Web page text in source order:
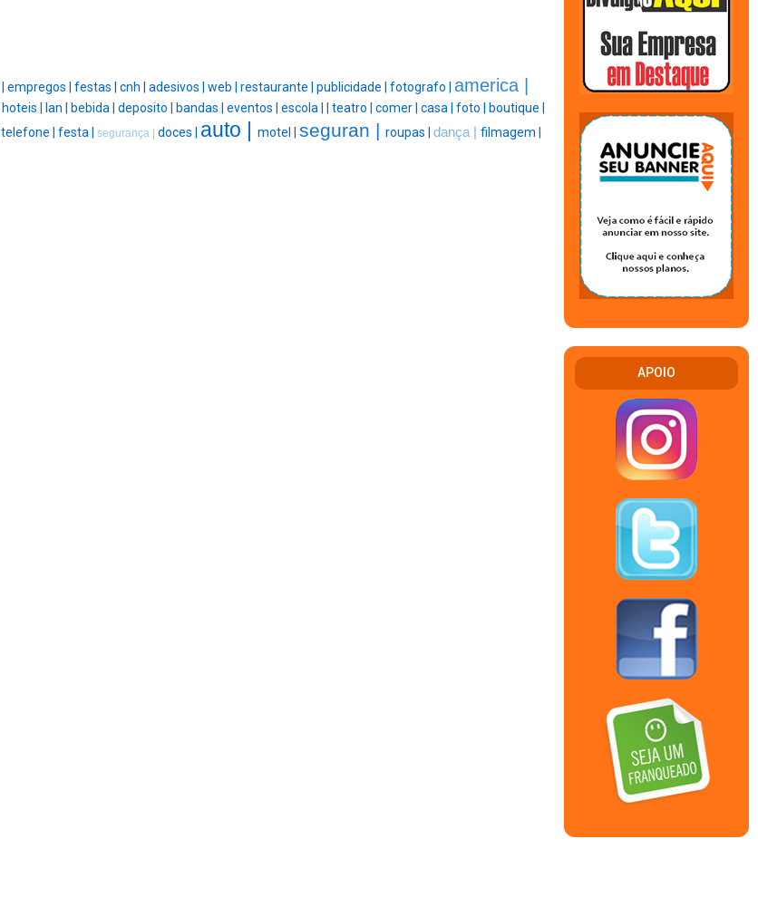
empregos | festas | cnh | adesivos | web | restaurante | publicidade | fotografo | america |
hoteis | lan | bebida | deposito | bandas | eventos | escola | teatro | comer | casa | foto |
boutique |
telefone | festa | segurança | doces | auto | motel | seguran | roupas | dança | filmagem |
APOIO